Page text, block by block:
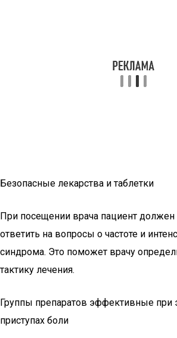
Безопасные лекарства и таблетки
При посещении врача пациент должен
ответить на вопросы о частоте и
синдрома. Это поможет врачу
тактику лечения.
Группы препаратов эффективные при
приступах боли